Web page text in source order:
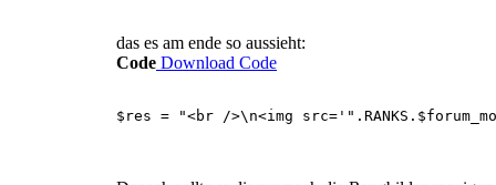
das es am ende so aussieht:
Code Download Code
$res = "<br />\n<img